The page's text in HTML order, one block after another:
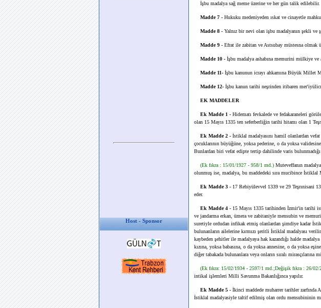
Host - Sponsor
İşbu madalya sağ meme üzerine ve her gün talik edilebilir.
Madde 7 - Hukuku medeniyeden ıskat ve cinayetle
Madde 8 - Yalnız bir nevi olan işbu madalyanın şekli ve
Madde 9 - Efrat ile zabitan ve Astsubay müstesna olmak
Madde 10 - İşbu madalya ashabına memurini mülkiye ve
Madde 11- İşbu kanunun icrayı ahkamına Büyük Millet
Madde 12- İşbu kanun tarihi neşrinden itibaren
EK MADDELER
Ek Madde 1 - Hidematı fevkalede ve fedakaraneleri
olan 15 Mayıs 1335 ten seferberliğin tarihi hitamı olan 1
Ek Madde 2 - İstiklal madalyasını hamil olanlardan
çocuklarının büyüğüne, yoksa pederine, o da yoksa
Bunlardan biri vefat edipte tertip dahilinde varis
(Ek fıkra : 15/01/1927 - 958/1 md.) Muteveffanın
olunmuş ise, madalya, bu maddedeki sıra mucibince İstiklal
Ek Madde 3 - 17 Rebiyülevvel 1339 ve 29 Teşrınisani
eder.
Ek Madde 4 - 15 Mayıs 1335 tarihinden İzmir'in tarihi
ve jandarma erkan, ümera ve zabitaniyle mensubin ve
suretiyle ordudan infikak etmiş olanlardan şimdiye kadar
bulunanların ailelerine kırmızı şeritli İstiklal madalyası verilir.
kaybeden şehitler ile madalyaya hak kazandığı halde
kızına, yoksa babasına, o da yoksa annesine, o da yoksa
diğer tabakada bulunanlara veya onların sıralı mirasçılarına
(Ek fıkra: 15/02/1934 - 2597/1 md.;Değişik fıkra : 26/
intikal işlemleri Milli Savunma Bakanlığınca yapılır.
Ek Madde 5 - İkinci maddede muharrer tarihler
İstiklal madalyasiyle taltif edilmiş olan ordu mensubininin